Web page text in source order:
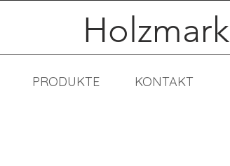
PRODUKTE KONTAKT
Holzmark